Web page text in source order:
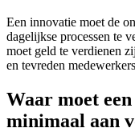
Een innovatie moet de
dagelijkse processen te
moet geld te verdienen
en tevreden
Waar moet
minimaal aan